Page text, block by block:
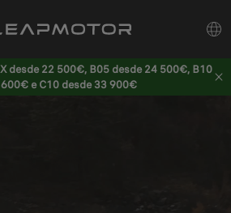
desde 22 500€, B05 desde 24 500€, B10
e C10 desde 33 900€